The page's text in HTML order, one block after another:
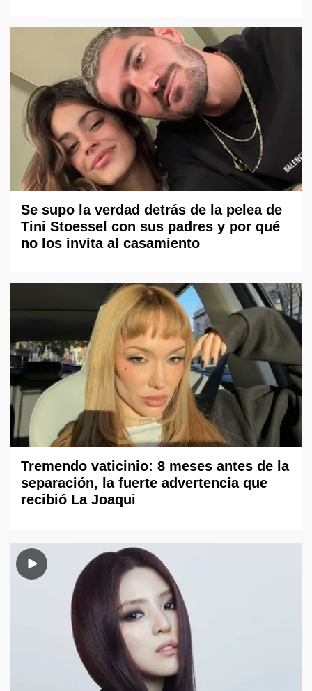
Se supo la verdad detrás de la pelea de
Tini Stoessel con sus padres y por qué
no los invita al casamiento
Tremendo vaticinio: 8 meses antes de la
separación, la fuerte advertencia que
recibió La Joaqui